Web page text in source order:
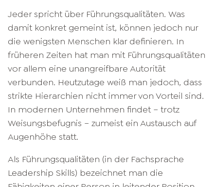
Jeder spricht über Führungsqualitäten. Was
damit konkret gemeint ist, können jedoch nur
die wenigsten Menschen klar definieren. In
früheren Zeiten hat man mit Führungsqualitäten
vor allem eine unangreifbare Autorität
verbunden. Heutzutage weiß man jedoch, dass
strikte Hierarchien nicht immer von Vorteil sind.
In modernen Unternehmen findet – trotz
Weisungsbefugnis – zumeist ein Austausch auf
Augenhöhe statt.
Als Führungsqualitäten (in der Fachsprache
Leadership Skills) bezeichnet man die